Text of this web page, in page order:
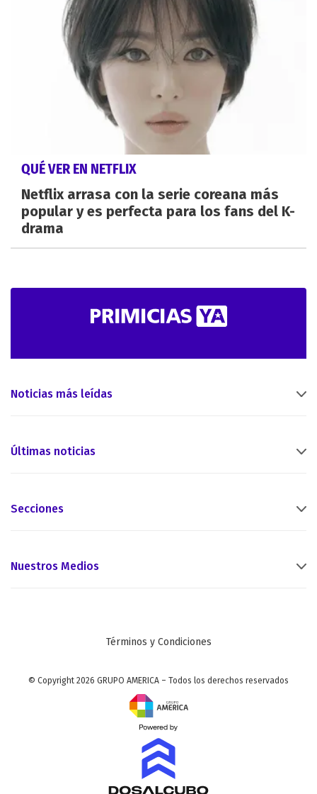
QUÉ VER EN NETFLIX
Netflix arrasa con la serie coreana más
popular y es perfecta para los fans del K-
drama
Noticias más leídas
Últimas noticias
Secciones
Nuestros Medios
Términos y Condiciones
© Copyright 2026 GRUPO AMERICA – Todos los derechos reservados